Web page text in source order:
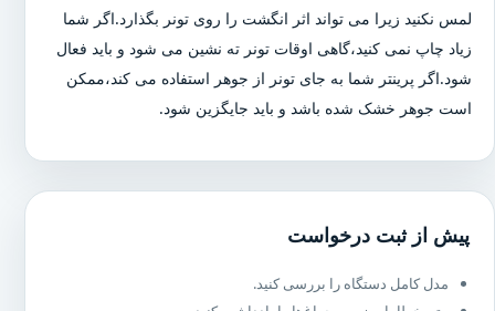
لمس نکنید زیرا می تواند اثر انگشت را روی تونر بگذارد.اگر شما
زیاد چاپ نمی کنید،گاهی اوقات تونر ته نشین می شود و باید فعال
شود.اگر پرینتر شما به جای تونر از جوهر استفاده می کند،ممکن
است جوهر خشک شده باشد و باید جایگزین شود.
پیش از ثبت درخواست
مدل کامل دستگاه را بررسی کنید.